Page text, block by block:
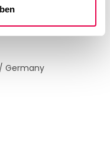
und -textilien. Wir
Hotels und
die Sie sich verlassen
Germany